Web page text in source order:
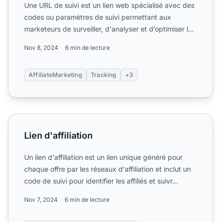
Une URL de suivi est un lien web spécialisé avec des
codes ou paramètres de suivi permettant aux
marketeurs de surveiller, d'analyser et d’optimiser la
Nov 8, 2024 6 min de lecture
AffiliateMarketing Tracking +3
Lien d'affiliation
Lien d'affiliation
Un lien d'affiliation est un lien unique généré pour
chaque offre par les réseaux d'affiliation et inclut un
code de suivi pour identifier les affiliés et suivr...
Nov 7, 2024 6 min de lecture